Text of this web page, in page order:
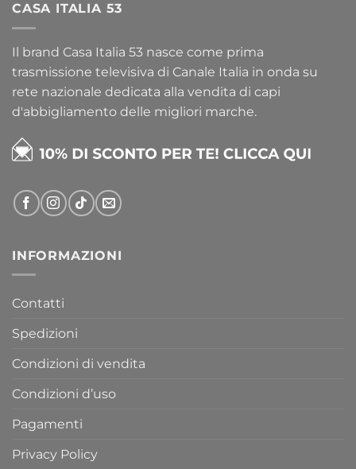
CASA ITALIA 53
Il brand Casa Italia 53 nasce come prima
trasmissione televisiva di Canale Italia in onda su
rete nazionale dedicata alla vendita di capi
d'abbigliamento delle migliori marche.
INFORMAZIONI
Contatti
Spedizioni
Condizioni di vendita
Condizioni d’uso
Pagamenti
Privacy Policy